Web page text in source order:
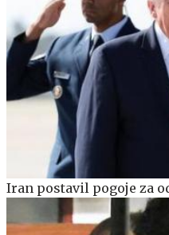
Iran postavil pogoje za